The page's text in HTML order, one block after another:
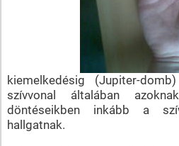
kiemelkedésig (Jupiter-
szívvonal általában
döntéseikben inkább a
hallgatnak.